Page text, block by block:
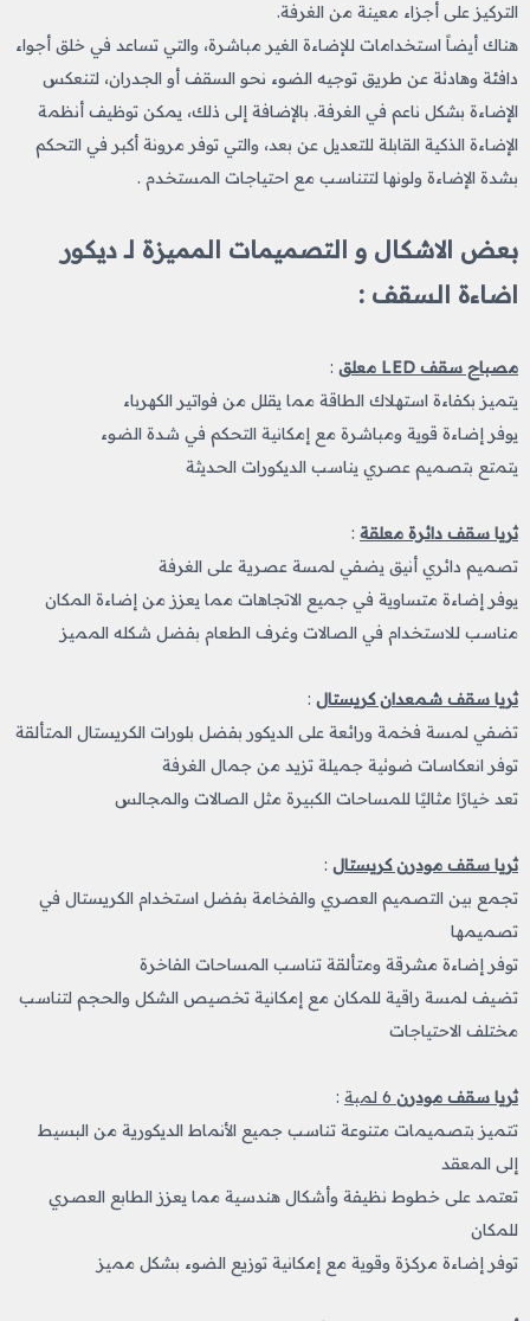
التركيز على أجزاء معينة من الغرفة.
هناك أيضاً استخدامات للإضاءة الغير مباشرة، والتي تساعد في خلق أجواء
دافئة وهادئة عن طريق توجيه الضوء نحو السقف أو الجدران، لتنعكس
الإضاءة بشكل ناعم في الغرفة. بالإضافة إلى ذلك، يمكن توظيف أنظمة
الإضاءة الذكية القابلة للتعديل عن بعد، والتي توفر مرونة أكبر في التحكم
بشدة الإضاءة ولونها لتتناسب مع احتياجات المستخدم .
بعض الاشكال و التصميمات المميزة لـ ديكور
اضاءة السقف :
مصباح سقف LED معلق
:
يتميز بكفاءة استهلاك الطاقة مما يقلل من فواتير الكهرباء
يوفر إضاءة قوية ومباشرة مع إمكانية التحكم في شدة الضوء
يتمتع بتصميم عصري يناسب الديكورات الحديثة
ثريا سقف دائرة معلقة :
تصميم دائري أنيق يضفي لمسة عصرية على الغرفة
يوفر إضاءة متساوية في جميع الاتجاهات مما يعزز من إضاءة المكان
مناسب للاستخدام في الصالات وغرف الطعام بفضل شكله المميز
ثريا سقف شمعدان كريستال :
تضفي لمسة فخمة ورائعة على الديكور بفضل بلورات الكريستال المتألقة
توفر انعكاسات ضوئية جميلة تزيد من جمال الغرفة
تعد خيارًا مثاليًا للمساحات الكبيرة مثل الصالات والمجالس
ثريا سقف مودرن كريستال :
تجمع بين التصميم العصري والفخامة بفضل استخدام الكريستال في
تصميمها
توفر إضاءة مشرقة ومتألقة تناسب المساحات الفاخرة
تضيف لمسة راقية للمكان مع إمكانية تخصيص الشكل والحجم لتناسب
مختلف الاحتياجات
ثريا سقف مودرن
:
تتميز بتصميمات متنوعة تناسب جميع الأنماط الديكورية من البسيط
إلى المعقد
تعتمد على خطوط نظيفة وأشكال هندسية مما يعزز الطابع العصري
للمكان
توفر إضاءة مركزة وقوية مع إمكانية توزيع الضوء بشكل مميز